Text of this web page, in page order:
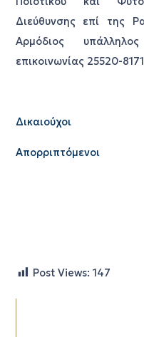
Διεύθυνσης επί της
Αρμόδιος
επικοινωνίας 25520-
Δικαιούχοι
Απορριπτόμενοι
Post Views: 147